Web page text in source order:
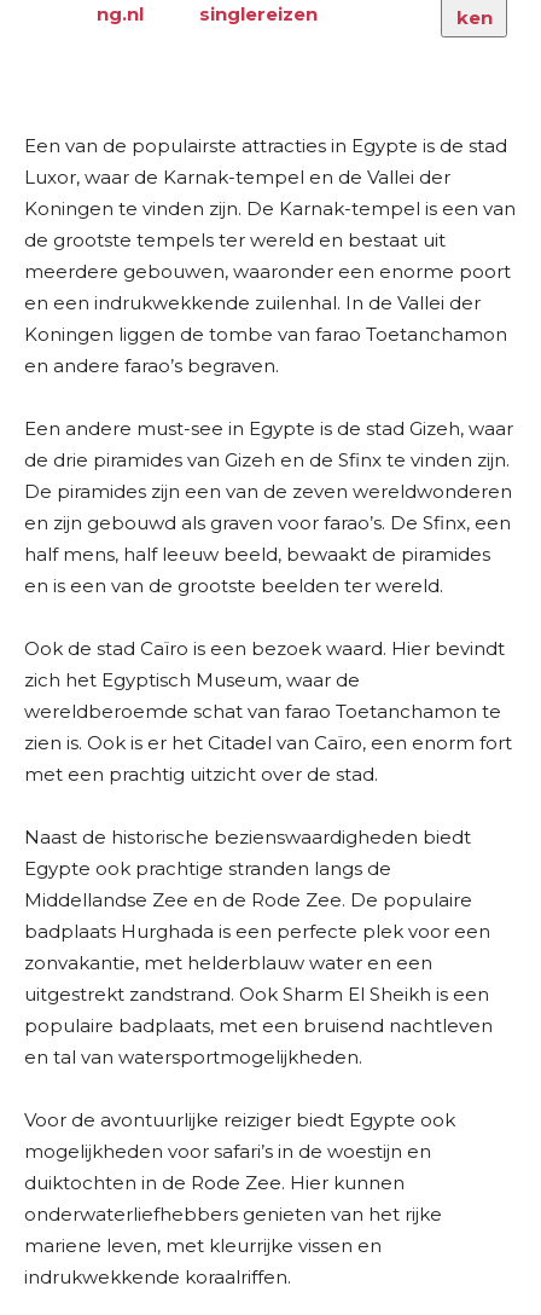
ng.nl
singlereizen
ken
Een van de populairste attracties in Egypte is de stad
Luxor, waar de Karnak-tempel en de Vallei der
Koningen te vinden zijn. De Karnak-tempel is een van
de grootste tempels ter wereld en bestaat uit
meerdere gebouwen, waaronder een enorme poort
en een indrukwekkende zuilenhal. In de Vallei der
Koningen liggen de tombe van farao Toetanchamon
en andere farao’s begraven.
Een andere must-see in Egypte is de stad Gizeh, waar
de drie piramides van Gizeh en de Sfinx te vinden zijn.
De piramides zijn een van de zeven wereldwonderen
en zijn gebouwd als graven voor farao’s. De Sfinx, een
half mens, half leeuw beeld, bewaakt de piramides
en is een van de grootste beelden ter wereld.
Ook de stad Caïro is een bezoek waard. Hier bevindt
zich het Egyptisch Museum, waar de
wereldberoemde schat van farao Toetanchamon te
zien is. Ook is er het Citadel van Caïro, een enorm fort
met een prachtig uitzicht over de stad.
Naast de historische bezienswaardigheden biedt
Egypte ook prachtige stranden langs de
Middellandse Zee en de Rode Zee. De populaire
badplaats Hurghada is een perfecte plek voor een
zonvakantie, met helderblauw water en een
uitgestrekt zandstrand. Ook Sharm El Sheikh is een
populaire badplaats, met een bruisend nachtleven
en tal van watersportmogelijkheden.
Voor de avontuurlijke reiziger biedt Egypte ook
mogelijkheden voor safari’s in de woestijn en
duiktochten in de Rode Zee. Hier kunnen
onderwaterliefhebbers genieten van het rijke
mariene leven, met kleurrijke vissen en
indrukwekkende koraalriffen.